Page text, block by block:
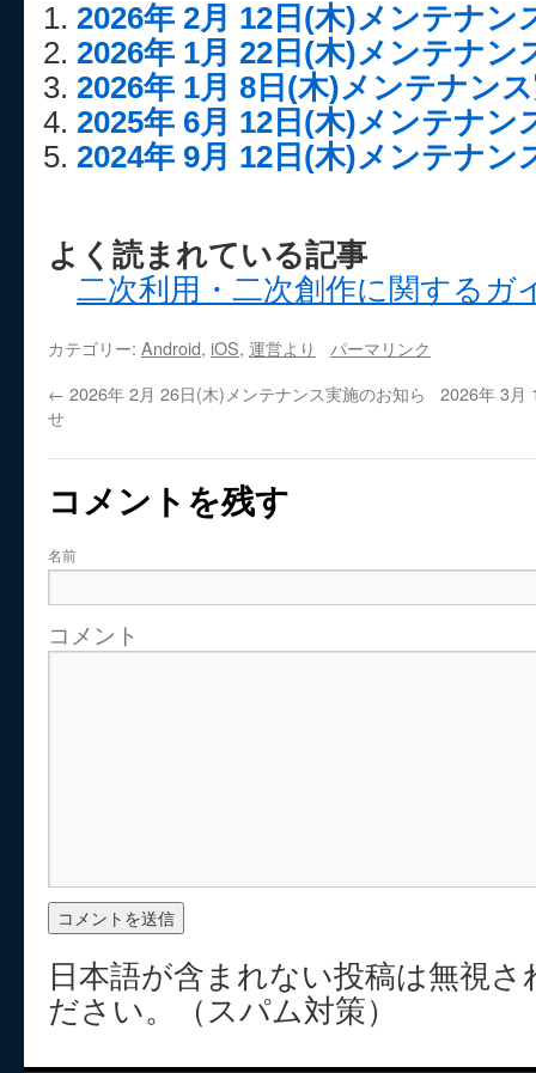
2026年 2月 12日(木)メンテナン
2026年 1月 22日(木)メンテナン
2026年 1月 8日(木)メンテナン
2025年 6月 12日(木)メンテナン
2024年 9月 12日(木)メンテナン
よく読まれている記事
二次利用・二次創作に関するガ
カテゴリー: Android, iOS, 運営より
パーマリンク
← 2026年 2月 26日(木)メンテナンス実施のお知ら
せ
2026年 3月
コメントを残す
名前
コメント
日本語が含まれない投稿は無視
ださい。（スパム対策）